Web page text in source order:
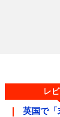
レ
英国で「